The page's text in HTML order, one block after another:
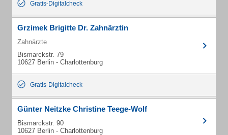
Gratis-Digitalcheck
Grzimek Brigitte Dr. Zahnärztin
Zahnärzte
Bismarckstr. 79
10627 Berlin - Charlottenburg
Gratis-Digitalcheck
Günter Neitzke Christine Teege-Wolf
Bismarckstr. 90
10627 Berlin - Charlottenburg